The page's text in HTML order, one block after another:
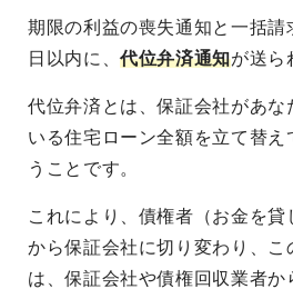
期限の利益の喪失通知と一括請
日以内に、代位弁済通知が送ら
代位弁済とは、保証会社があな
いる住宅ローン全額を立て替え
うことです。
これにより、債権者（お金を
から保証会社に切り変わり、こ
は、保証会社や債権回収業者か